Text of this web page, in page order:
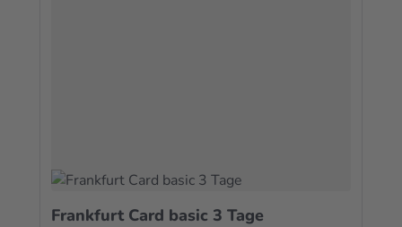
Frankfurt Card basic 3 Tage